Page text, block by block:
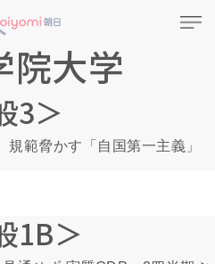
院大学
3＞
範脅かす「自国第一主義」
1B＞